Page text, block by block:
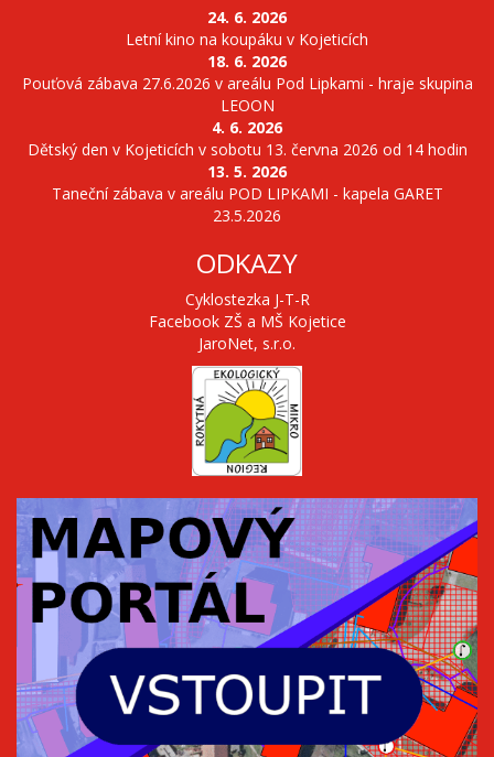
24. 6. 2026
Letní kino na koupáku v Kojeticích
18. 6. 2026
Pouťová zábava 27.6.2026 v areálu Pod Lipkami - hraje skupina
LEOON
4. 6. 2026
Dětský den v Kojeticích v sobotu 13. června 2026 od 14 hodin
13. 5. 2026
Taneční zábava v areálu POD LIPKAMI - kapela GARET
23.5.2026
ODKAZY
Cyklostezka J-T-R
Facebook ZŠ a MŠ Kojetice
JaroNet, s.r.o.